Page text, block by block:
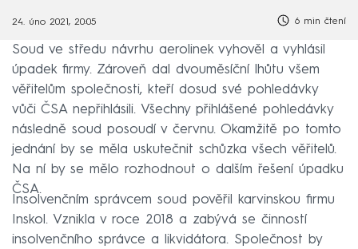
24. úno 2021, 20:05 6 min čtení
Soud ve středu návrhu aerolinek vyhověl a vyhlásil
úpadek firmy. Zároveň dal dvouměsíční lhůtu všem
věřitelům společnosti, kteří dosud své pohledávky
vůči ČSA nepřihlásili. Všechny přihlášené pohledávky
následně soud posoudí v červnu. Okamžitě po tomto
jednání by se měla uskutečnit schůzka všech věřitelů.
Na ní by se mělo rozhodnout o dalším řešení úpadku
ČSA.
Insolvenčním správcem soud pověřil karvinskou firmu
Inskol. Vznikla v roce 2018 a zabývá se činností
insolvenčního správce a likvidátora. Společnost by